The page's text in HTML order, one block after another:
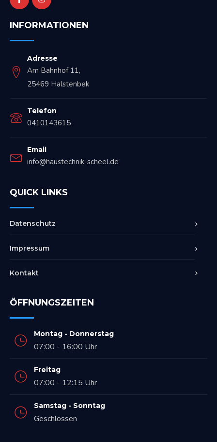
INFORMATIONEN
Adresse
Am Bahnhof 11,
25469 Halstenbek
Telefon
0410143615
Email
info@haustechnik-scheel.de
QUICK LINKS
Datenschutz
Impressum
Kontakt
ÖFFNUNGSZEITEN
Montag - Donnerstag
07:00 - 16:00 Uhr
Freitag
07:00 - 12:15 Uhr
Samstag - Sonntag
Geschlossen